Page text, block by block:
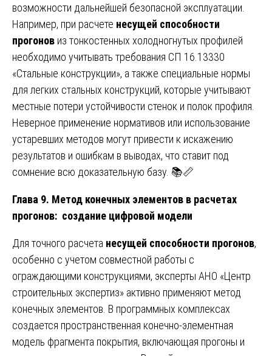
возможности дальнейшей безопасной эксплуатации.
Например, при расчете несущей способности
прогонов из тонкостенных холодногнутых профилей
необходимо учитывать требования СП 16.13330
«Стальные конструкции», а также специальные нормы
для легких стальных конструкций, которые учитывают
местные потери устойчивости стенок и полок профиля.
Неверное применение нормативов или использование
устаревших методов могут привести к искажению
результатов и ошибкам в выводах, что ставит под
сомнение всю доказательную базу. 📚📏
Глава 9. Метод конечных элементов в расчетах
прогонов: создание цифровой модели
Для точного расчета несущей способности прогонов,
особенно с учетом совместной работы с
ограждающими конструкциями, эксперты АНО «Центр
строительных экспертиз» активно применяют метод
конечных элементов. В программных комплексах
создается пространственная конечно-элементная
модель фрагмента покрытия, включающая прогоны и